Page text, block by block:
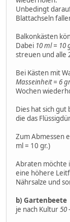
Unbedingt
Blattachseln
Balkonkästen
Dabei 10 ml = 10
streuen und alle
Bei Kästen mit
Masseinheit = 6
Wochen
Dies hat sich
die das
Zum Abmessen
ml = 10 gr.)
Abraten möchte
eine höhere
Nährsalze und
b) Gartenbeete
je nach Kultur50